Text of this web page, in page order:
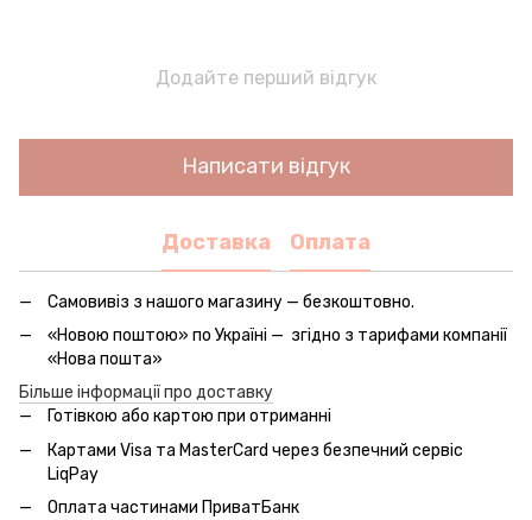
Додайте перший відгук
Написати відгук
Доставка Оплата
Самовивіз з нашого магазину — безкоштовно.
«Новою поштою» по Україні — згідно з тарифами компанії
«Нова пошта»
Більше інформації про доставку
Готівкою або картою при отриманні
Картами Visa та MasterCard через безпечний сервic
LiqPay
Оплата частинами ПриватБанк